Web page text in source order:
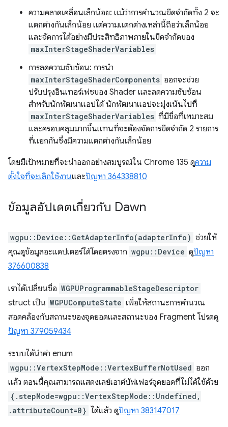
ความคลาดเคลื่อนเล็กน้อย: แม้ว่าการคำนวณขีดจํากัดทั้ง 2 จะ
แตกต่างกันเล็กน้อย แต่ความแตกต่างเหล่านี้ถือว่าเล็กน้อย
และจัดการได้อย่างมีประสิทธิภาพภายในขีดจํากัดของ
maxInterStageShaderVariables
การลดความซับซ้อน: การนำ
maxInterStageShaderComponents ออกจะช่วย
ปรับปรุงอินเทอร์เฟซของ Shader และลดความซับซ้อน
สำหรับนักพัฒนาแอปได้ นักพัฒนาแอปจะมุ่งเน้นไปที่
maxInterStageShaderVariables ที่มีชื่อที่เหมาะสม
และครอบคลุมมากขึ้นแทนที่จะต้องจัดการขีดจำกัด 2 รายการ
ที่แยกกันซึ่งมีความแตกต่างกันเล็กน้อย
โดยมีเป้าหมายที่จะนำออกอย่างสมบูรณ์ใน Chrome 135 ดูความ
ตั้งใจที่จะเลิกใช้งานและปัญหา 364338810
ข้อมูลอัปเดตเกี่ยวกับ Dawn
wgpu::Device::GetAdapterInfo(adapterInfo) ช่วยให้
คุณดูข้อมูลอะแดปเตอร์ได้โดยตรงจาก wgpu::Device ดูปัญหา
376600838
เราได้เปลี่ยนชื่อ WGPUProgrammableStageDescriptor
struct เป็น WGPUComputeState เพื่อให้สถานะการคำนวณ
สอดคล้องกับสถานะของจุดยอดและสถานะของ Fragment โปรดดู
ปัญหา 379059434
ระบบได้นำค่า enum
wgpu::VertexStepMode::VertexBufferNotUsed ออก
แล้ว ตอนนี้คุณสามารถแสดงเลย์เอาต์บัฟเฟอร์จุดยอดที่ไม่ได้ใช้ด้วย
{.stepMode=wgpu::VertexStepMode::Undefined,
.attributeCount=0} ได้แล้ว ดูปัญหา 383147017